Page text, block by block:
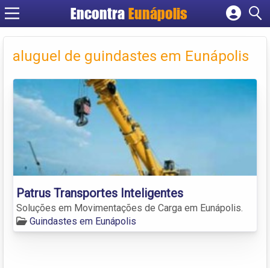
EncontraEunápolis
Cadastrar empresa
Criar conta
aluguel de guindastes em Eunápolis
Patrus Transportes Inteligentes
Soluções em Movimentações de Carga em Eunápolis.
Guindastes em Eunápolis